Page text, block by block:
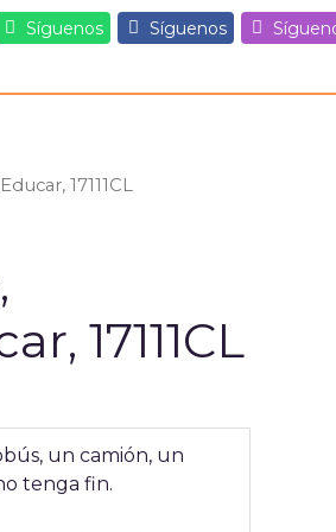
Síguenos Síguenos
17111CL
17111CL
un camión, un
tenga fin.